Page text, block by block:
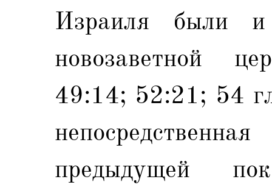
Израиля были и
новозаветной
49:14; 52:21; 54
предыдущей